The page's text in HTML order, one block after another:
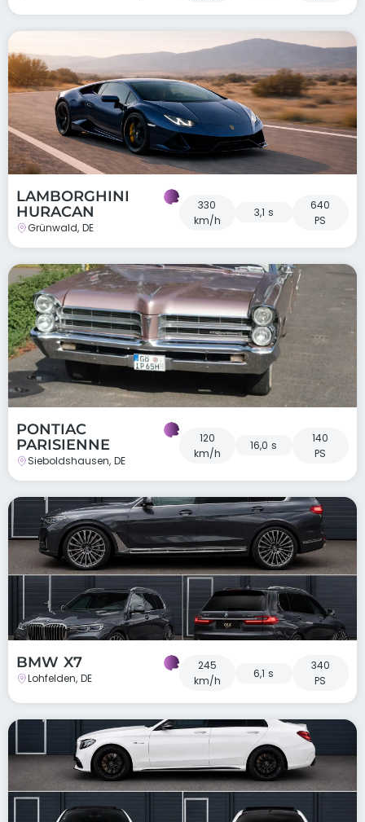
LAMBORGHINI
HURACAN
Grünwald, DE
330
km/h
3,1 s
640
PS
PONTIAC
PARISIENNE
Sieboldshausen, DE
120
km/h
16,0 s
140
PS
BMW X7
Lohfelden, DE
245
km/h
6,1 s
340
PS